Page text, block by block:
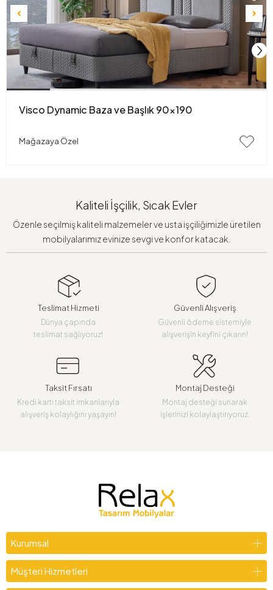
Visco Dynamic Baza ve Başlık 90x190
Mağazaya Özel
Kaliteli İşçilik, Sıcak Evler
Özenle seçilmiş kaliteli malzemeler ve usta işçiliğimizle üretilen
mobilyalarımız evinize sevgi ve konfor katacak.
Teslimat Hizmeti
Dünya çapında
teslimat sağlıyoruz!
Güvenli Alışveriş
Güvenli ödeme sistemiyle
alışverişin keyfini çıkarın!
Taksit Fırsatı
Kredi kartı taksit imkanlarıyla
alışveriş kolaylığını yaşayın!
Montaj Desteği
Montaj desteği sunarak
işlerinizi kolaylaştırıyoruz.
Kurumsal
Müşteri Hizmetleri